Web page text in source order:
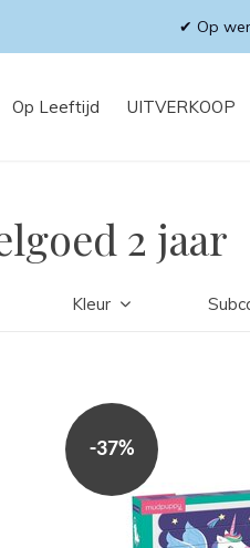
Op Leeftijd UITVERKOOP
✔ Op
2 jaar
Kleur
-37%